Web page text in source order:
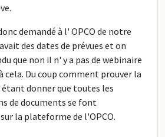
demandé à l' OPCO de notre
des dates de prévues et on
que non il n' y a pas de webinaire
cela. Du coup comment prouver la
donner que toutes les
de documents se font
la plateforme de l'OPCO.